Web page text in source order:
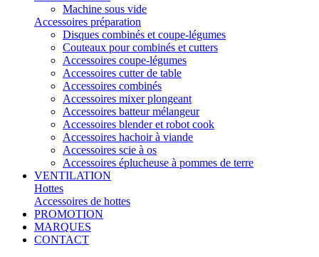
Machine sous vide
Accessoires préparation
Disques combinés et coupe-légumes
Couteaux pour combinés et cutters
Accessoires coupe-légumes
Accessoires cutter de table
Accessoires combinés
Accessoires mixer plongeant
Accessoires batteur mélangeur
Accessoires blender et robot cook
Accessoires hachoir à viande
Accessoires scie à os
Accessoires éplucheuse à pommes de terre
VENTILATION
Hottes
Accessoires de hottes
PROMOTION
MARQUES
CONTACT